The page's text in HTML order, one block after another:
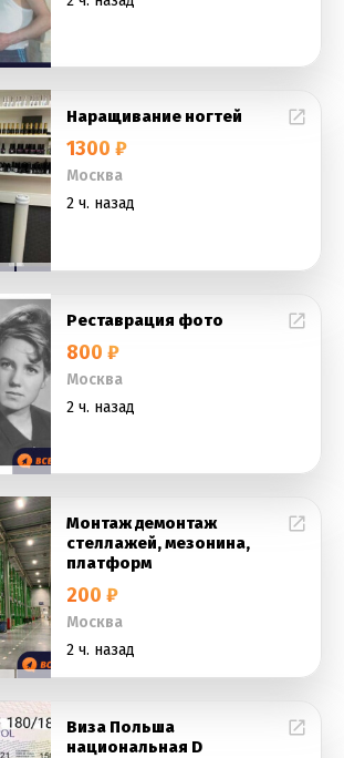
Наращивание ногтей
1300 ₽
Москва
2 ч. назад
Реставрация фото
800 ₽
Москва
2 ч. назад
Монтаж демонтаж
стеллажей, мезонина,
платформ
200 ₽
Москва
2 ч. назад
Виза Польша
национальная D